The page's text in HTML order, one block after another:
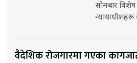
सोमबार
न्यायाधीशहरू
वैदेशिक रोजगारमा गएका